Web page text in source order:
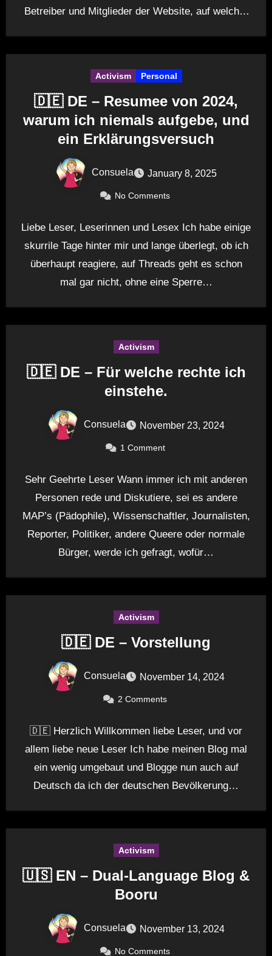
Betreiber und Mitglieder der Website, auf welcher
Activism Personal
🇩🇪 DE – Resumee von 2024,
warum ich niemals aufgebe, und
ein Erklärungsversuch
Consuela January 8, 2025
No Comments
Liebe Leser, Leserinnen und Lesex Ich habe einige
skurrile Tage hinter mir und lange überlegt, ob ich
überhaupt reagiere, auf Threads geht es schon
mal gar nicht, ohne eine Sperre…
Activism
🇩🇪 DE – Für welche rechte ich
einstehe.
Consuela November 23, 2024
1 Comment
Sehr Geehrte Leser Wann immer ich mit anderen
Personen rede und Diskutiere, sei es andere
MAP’s (Pädophile), Wissenschaftler, Journalisten,
Reporter, Politiker, andere Queere oder normale
Bürger, werde ich gefragt, wofür…
Activism
🇩🇪 DE – Vorstellung
Consuela November 14, 2024
2 Comments
🇩🇪 Herzlich Willkommen liebe Leser, und vor
allem liebe neue Leser Ich habe meinen Blog mal
ein wenig umgebaut und Blogge nun auch auf
Deutsch da ich der deutschen Bevölkerung…
Activism
🇺🇸 EN – Dual-Language Blog &
Booru
Consuela November 13, 2024
No Comments